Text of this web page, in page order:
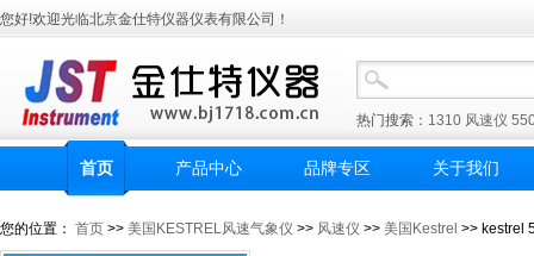
您好!欢迎光临北京金仕特仪器仪表有限公司！
热门搜索： 1310 风速仪
首页 产品中心 品牌专区 关于我们
您的位置： 首页 >> 美国KESTREL风速气象仪 >> 风速仪 >> 美国Kestrel >> kestrel